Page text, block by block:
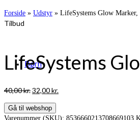
Børn
Forside » Udstyr » LifeSystems Glow Marker,
Tilbud
LifeSystems
40,00kr.Den
pris
32,00kr.
Gå til webshop
Varenummer (SKU): 8536660213708669103